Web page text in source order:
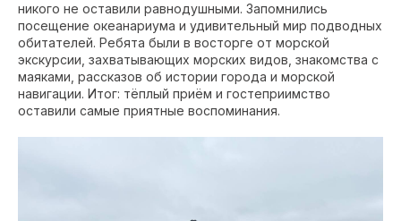
никого не оставили равнодушными. Запомнились
посещение океанариума и удивительный мир подводных
обитателей. Ребята были в восторге от морской
экскурсии, захватывающих морских видов, знакомства с
маяками, рассказов об истории города и морской
навигации. Итог: тёплый приём и гостеприимство
оставили самые приятные воспоминания.